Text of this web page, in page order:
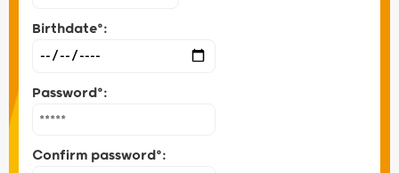
Birthdate°:
Password°:
Confirm password°: